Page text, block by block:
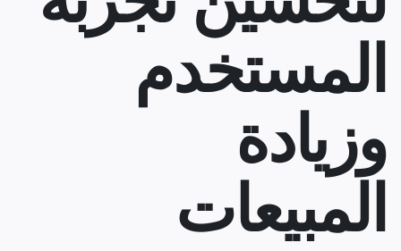
المستخدم
وزيادة
المبيعات